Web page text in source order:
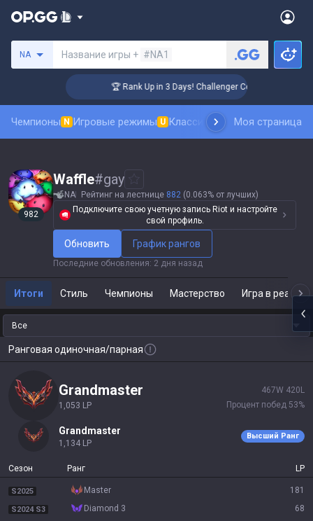
NA Название игры + #NA1
🏆 Rank Up in 3 Days! Challenger Coaching
Чемпионы N Игровые режимы U Классика N Рейтинг скинов
Моя страница
982
Waffle#gay
NA Рейтинг на лестнице 882 (0.063% от лучших)
Подключите свою учетную запись Riot и настройте
свой профиль.
Обновить График рангов
Последние обновления: 2 дня назад
Итоги Стиль Чемпионы Мастерство Игра в
Все
Ранговая одиночная/парная
grandmaster
1,053 LP
467W 420 L
Процент побед 53%
grandmaster
1,134 LP
Высший Ранг
Сезон Ранг LP
S2025 master 181
S2024 S3 diamond 3 68